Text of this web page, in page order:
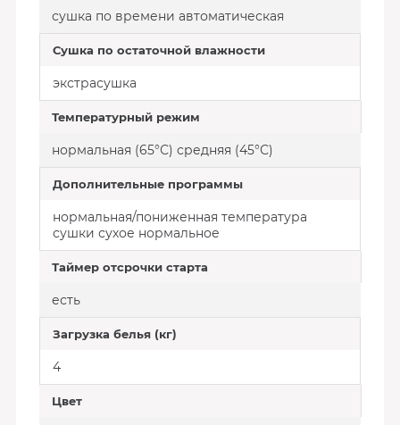
сушка по времени автоматическая
Сушка по остаточной влажности
экстрасушка
Температурный режим
нормальная (65°С) средняя (45°С)
Дополнительные программы
нормальная/пониженная температура
сушки сухое нормальное
Таймер отсрочки старта
есть
Загрузка белья (кг)
4
Цвет